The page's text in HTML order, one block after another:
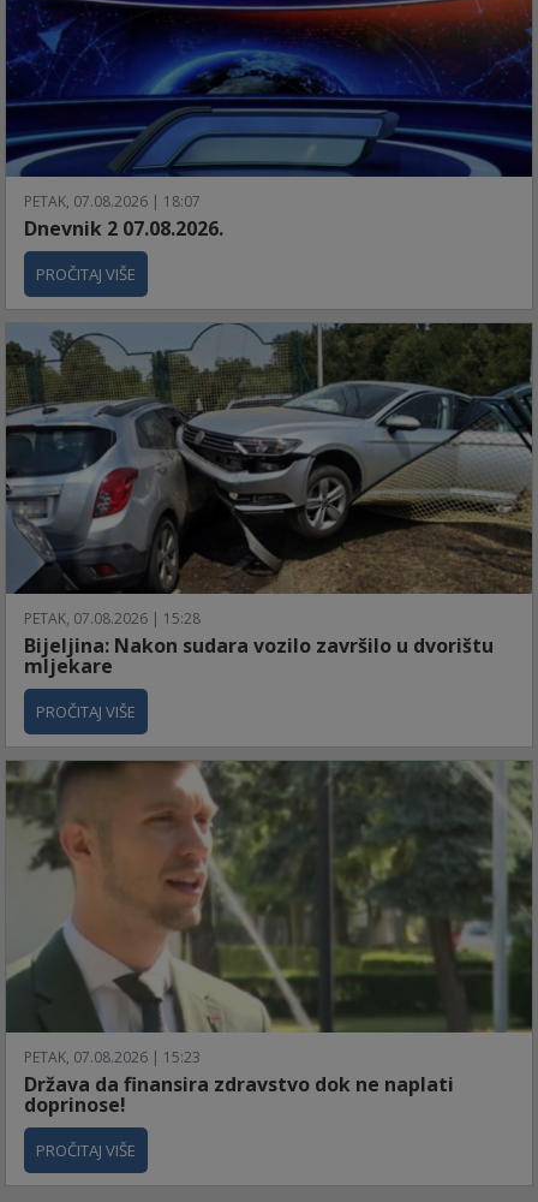
PETAK, 07.08.2026 | 18:07
Dnevnik 2 07.08.2026.
PROČITAJ VIŠE
PETAK, 07.08.2026 | 15:28
Bijeljina: Nakon sudara vozilo završilo u dvorištu
mljekare
PROČITAJ VIŠE
PETAK, 07.08.2026 | 15:23
Država da finansira zdravstvo dok ne naplati
doprinose!
PROČITAJ VIŠE